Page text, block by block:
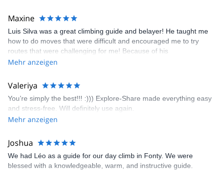
kindly offered train station pick-up and hotel drop off, which I
appreciated very much. The multi-pitch route we did was not only
fun but also the right amount of challenge, which I thoroughly
enjoyed. The communication from the team (Gauthier) was
prompt and clear—highly recommend!
Maxine
Luis Silva was a great climbing guide and belayer! He taught me
how to do moves that were difficult and encouraged me to try
routes that were challenging for me! Because of his
encouragement, I managed to complete these routes! I really
area. The weather was perfect, no direct sun and cool enough to
enjoy the climbs. Explore-Share made booking an outdoor
climbing experience in Lisbon extremely easy. Luis, our guide,
was fantastic, and the platform’s organization was flawless.
Mehr anzeigen
Valeriya
You’re simply the best!!! :))) Explore-Share made everything easy
and stress-free. Will definitely use again.
Mehr anzeigen
Joshua
We had Léo as a guide for our day climb in Fonty. We were
blessed with a knowledgeable, warm, and instructive guide.